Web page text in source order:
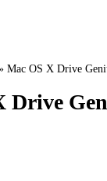
Mac OS X Drive
Drive